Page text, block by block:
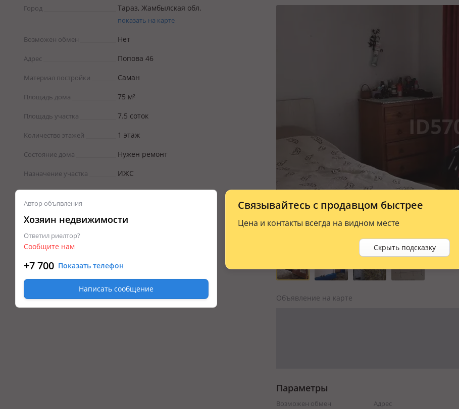
Город Тараз, Жамбылская обл.
показать на карте
Возможен обмен Нет
Адрес Попова 46
Материал постройки Саман
Площадь дома 75 м²
Площадь участка 7.5 соток
Количество этажей 1 этаж
Состояние дома Нужен ремонт
Назначение участка ИЖС
Связывайтесь с продавцом быстрее
Цена и контакты всегда на видном месте
Скрыть подсказку
Автор объявления
Хозяин недвижимости
Ответил риелтор?
Сообщите нам
+7 700 Показать телефон
Написать сообщение
Объявление на карте
Параметры
Возможен обмен Адрес